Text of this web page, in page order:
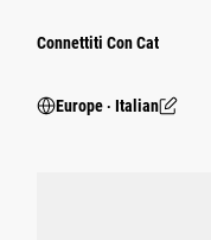
Connettiti Con Cat
Europe ‧ Italian